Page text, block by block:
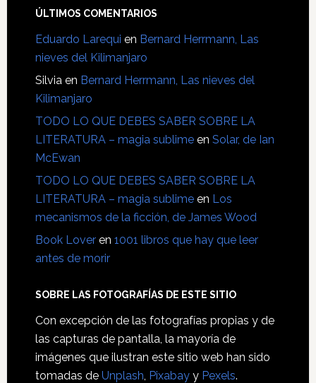
ÚLTIMOS COMENTARIOS
Eduardo Larequi en Bernard Herrmann, Las
nieves del Kilimanjaro
Silvia en Bernard Herrmann, Las nieves del
Kilimanjaro
TODO LO QUE DEBES SABER SOBRE LA
LITERATURA – magia sublimeen Solar, de Ian
McEwan
TODO LO QUE DEBES SABER SOBRE LA
LITERATURA – magia sublimeen Los
mecanismos de la ficción, de James Wood
Book Loveren 1001 libros que hay que leer
antes de morir
SOBRE LAS FOTOGRAFÍAS DE ESTE SITIO
Con excepción de las fotografías propias y de
las capturas de pantalla, la mayoría de
imágenes que ilustran este sitio web han sido
tomadas de Unplash Pixabayy Pexels.